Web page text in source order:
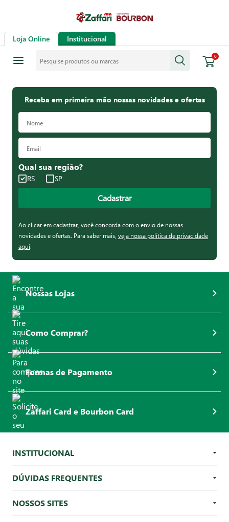
Loja Online Institucional
0
Receba em primeira mão nossas novidades e ofertas
Qual sua região?
RS SP
Cadastrar
Ao clicar em cadastrar, você concorda com o envio de nossas
novidades e ofertas. Para saber mais, veja nossa política de privacidade
aqui.
Nossas Lojas
Como Comprar?
Formas de Pagamento
Zaffari Card e Bourbon Card
INSTITUCIONAL
DÚVIDAS FREQUENTES
NOSSOS SITES